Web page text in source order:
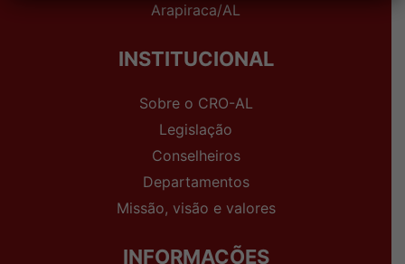
Arapiraca/AL
INSTITUCIONAL
Sobre o CRO-AL
Legislação
Conselheiros
Departamentos
Missão, visão e valores
INFORMAÇÕES